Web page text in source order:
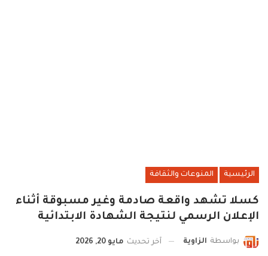
الرئيسية المنوعات والثقافة
كسلا تشهد واقعة صادمة وغير مسبوقة أثناء
الإعلان الرسمي لنتيجة الشهادة الابتدائية
بواسطة الزاوية آخر تحديث مايو 20, 2026